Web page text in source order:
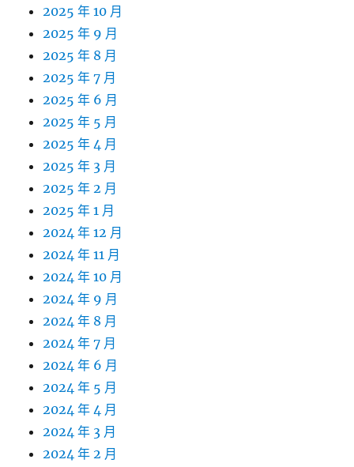
2025 年 10 月
2025 年 9 月
2025 年 8 月
2025 年 7 月
2025 年 6 月
2025 年 5 月
2025 年 4 月
2025 年 3 月
2025 年 2 月
2025 年 1 月
2024 年 12 月
2024 年 11 月
2024 年 10 月
2024 年 9 月
2024 年 8 月
2024 年 7 月
2024 年 6 月
2024 年 5 月
2024 年 4 月
2024 年 3 月
2024 年 2 月